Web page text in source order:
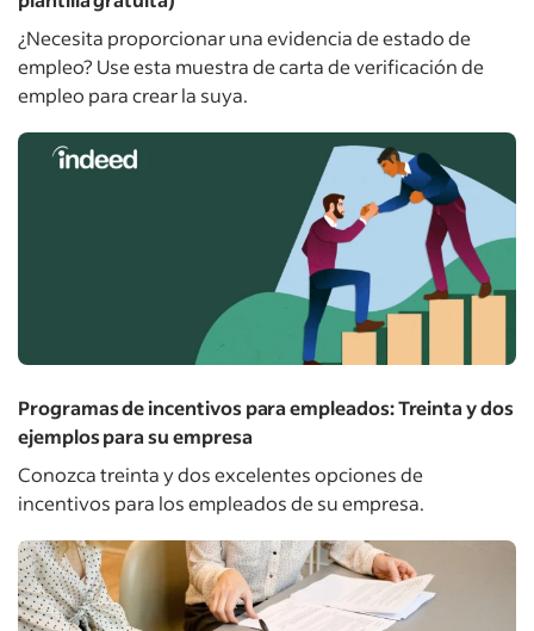
¿Necesita proporcionar una evidencia de estado de
empleo? Use esta muestra de carta de verificación de
empleo para crear la suya.
Programas de incentivos para empleados: Treinta y dos
ejemplos para su empresa
Conozca treinta y dos excelentes opciones de
incentivos para los empleados de su empresa.